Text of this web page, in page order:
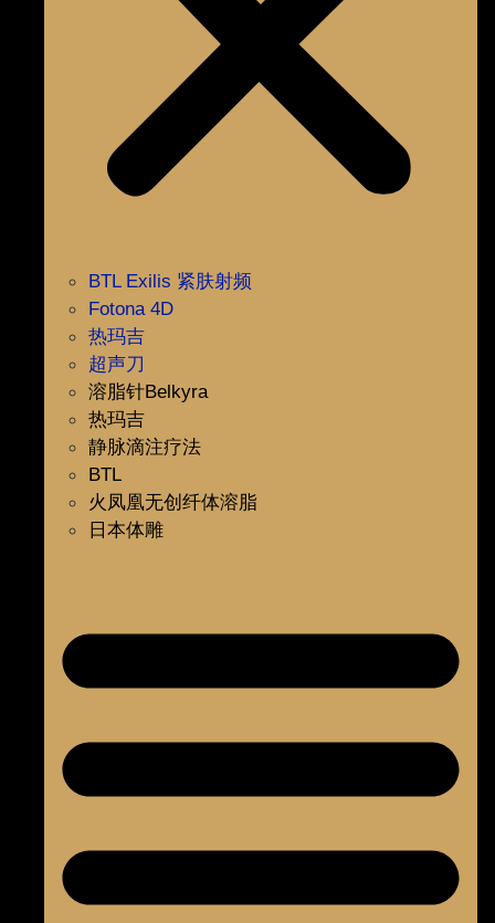
BTL Exilis 紧肤射频
Fotona 4D
热玛吉
超声刀
溶脂针Belkyra
热玛吉
静脉滴注疗法
BTL
火凤凰无创纤体溶脂
日本体雕